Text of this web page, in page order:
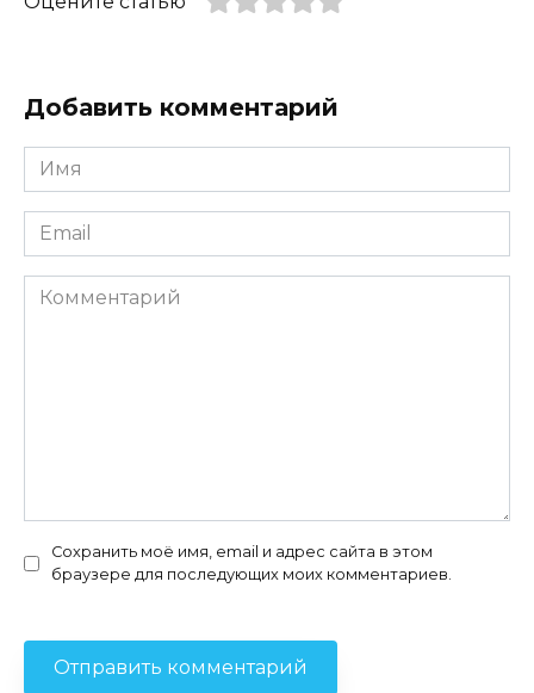
Добавить комментарий
Имя
*
Email
*
Комментарий
Сохранить моё имя, email и адрес сайта в этом
браузере для последующих моих комментариев.